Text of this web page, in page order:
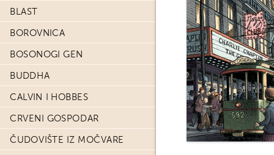
BLAST
BOROVNICA
BOSONOGI GEN
BUDDHA
CALVIN I HOBBES
CRVENI GOSPODAR
ČUDOVIŠTE IZ MOČVARE